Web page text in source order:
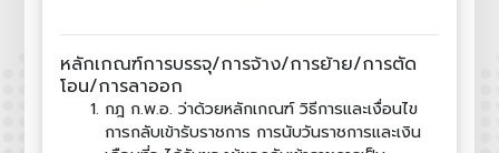
หลักเกณฑ์การบรรจุ/การจ้าง/การย้าย/การตัด
โอน/การลาออก
กฎ ก.พ.อ. ว่าด้วยหลักเกณฑ์ วิธีการและเงื่อนไข
การกลับเข้ารับราชการ การนับวันราชการและเงิน